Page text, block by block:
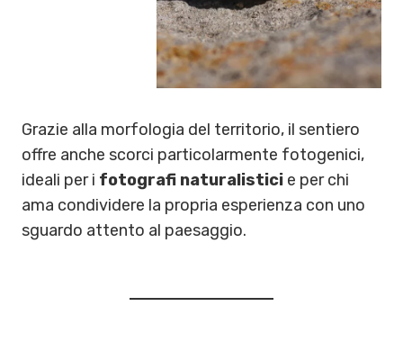
Grazie alla morfologia del territorio, il sentiero
offre anche scorci particolarmente fotogenici,
ideali per i fotografi naturalistici e per chi
ama condividere la propria esperienza con uno
sguardo attento al paesaggio.